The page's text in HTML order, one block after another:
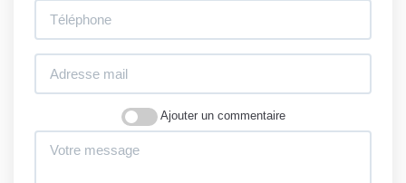
Ajouter un commentaire